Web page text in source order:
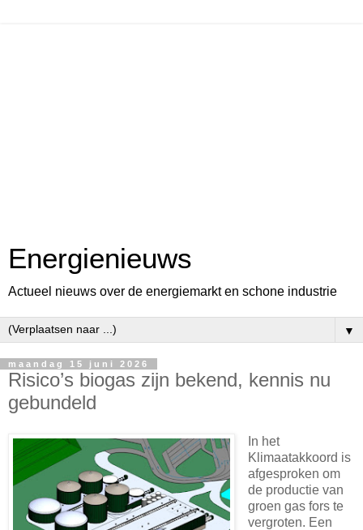
Energienieuws
Actueel nieuws over de energiemarkt en schone industrie
▼
maandag 15 juni 2026
Risico’s biogas zijn bekend, kennis nu
gebundeld
In het
Klimaatakkoord is
afgesproken om
de productie van
groen gas fors te
vergroten. Een